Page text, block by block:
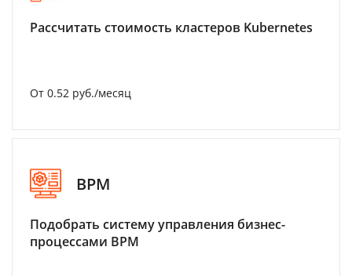
Рассчитать стоимость кластеров Kubernetes
От 0.52 руб./месяц
BPM
Подобрать систему управления бизнес-
процессами BPM